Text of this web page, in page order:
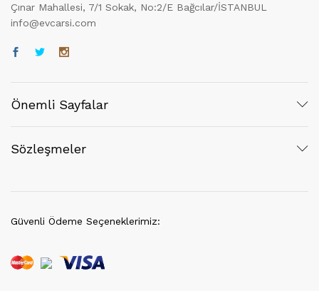
Çınar Mahallesi, 7/1 Sokak, No:2/E Bağcılar/İSTANBUL
info@evcarsi.com
Önemli Sayfalar
Sözleşmeler
Güvenli Ödeme Seçeneklerimiz: